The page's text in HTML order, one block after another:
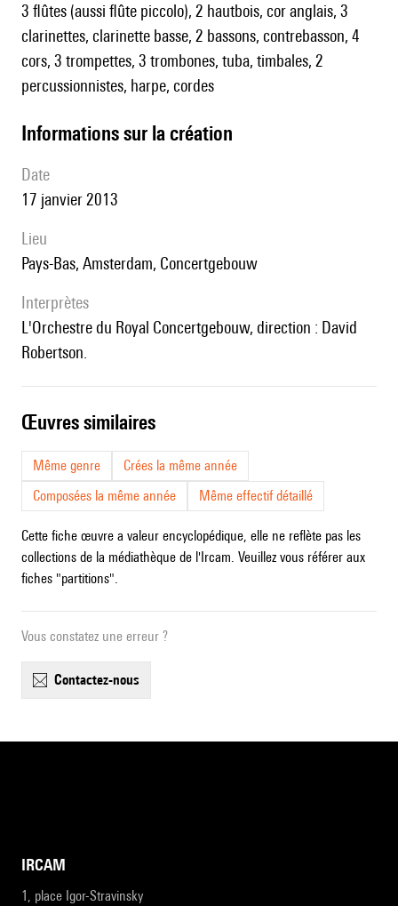
3 flûtes (aussi flûte piccolo), 2 hautbois, cor anglais, 3
clarinettes, clarinette basse, 2 bassons, contrebasson, 4
cors, 3 trompettes, 3 trombones, tuba, timbales, 2
percussionnistes, harpe, cordes
informations sur la création
date
17 janvier 2013
lieu
Pays-Bas, Amsterdam, Concertgebouw
interprètes
l'Orchestre du Royal Concertgebouw, direction : David
Robertson.
œuvres similaires
Même genre
Crées la même année
Composées la même année
Même effectif détaillé
Cette fiche œuvre a valeur encyclopédique, elle ne reflète pas les
collections de la médiathèque de l'Ircam. Veuillez vous référer aux
fiches "partitions".
Vous constatez une erreur ?
contactez-nous
IRCAM
1, place Igor-Stravinsky